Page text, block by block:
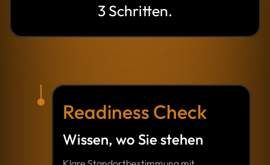
3 Schritten.
Readiness Check
Wissen, wo Sie stehen